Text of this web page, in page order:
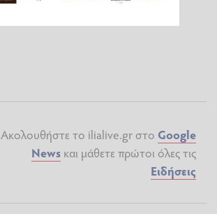
Ακολουθήστε το ilialive.gr στο Google
News και μάθετε πρώτοι όλες τις
Ειδήσεις